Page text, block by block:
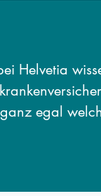
Helvetia
egal